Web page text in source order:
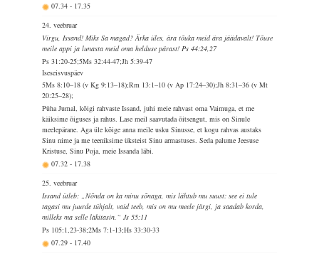
07.34- 17.35
24. veebruar
Virgu, Issand! Miks Sa magad? Ärka üles, ära tõuka meid ära jäädavalt! Tõuse
meile appi ja lunasta meid oma helduse pärast! Ps 44:24,27
Ps 31:20-25;5Ms 32:44-47;Jh 5:39-47
Iseseisvuspäev
5Ms 8:10–18 (v Kg 9:13–18);Rm 13:1–10 (v Ap 17:24–30);Jh 8:31–36 (v Mt
20:25–28);
Püha Jumal, kõigi rahvaste Issand, juhi meie rahvast oma Vaimuga, et me
käiksime õiguses ja rahus. Lase meil saavutada õitsengut, mis on Sinule
meelepärane. Aga üle kõige anna meile usku Sinusse, et kogu rahvas austaks
Sinu nime ja me teeniksime üksteist Sinu armastuses. Seda palume Jeesuse
Kristuse, Sinu Poja, meie Issanda läbi.
07.32- 17.38
25. veebruar
Issand ütleb: „Nõnda on ka minu sõnaga, mis lähtub mu suust: see ei tule
tagasi mu juurde tühjalt, vaid teeb, mis on mu meele järgi, ja saadab korda,
milleks ma selle läkitasin.“ Js 55:11
Ps 105:1,23-38;2Ms 7:1-13;Hs 33:30-33
07.29- 17.40